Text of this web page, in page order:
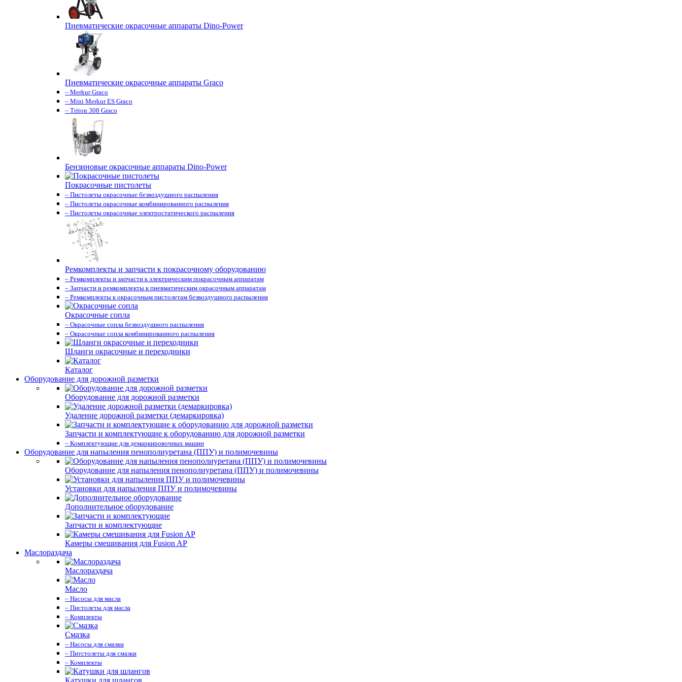
Пневматические окрасочные аппараты Dino-Power
Пневматические окрасочные аппараты Graco
– Merkur Graco
– Mini Merkur ES Graco
– Triton 308 Graco
Бензиновые окрасочные аппараты Dino-Power
Покрасочные пистолеты
– Пистолеты окрасочные безвоздушного распыления
– Пистолеты окрасочные комбинированного распыления
– Пистолеты окрасочные электростатического распыления
Ремкомплекты и запчасти к покрасочному оборудованию
– Ремкомплекты и запчасти к электрическим покрасочным аппаратам
– Запчасти и ремкомплекты к пневматическим окрасочным аппаратам
– Ремкомплекты к окрасочным пистолетам безвоздушного распыления
Окрасочные сопла
– Окрасочные сопла безвоздушного распыления
– Окрасочные сопла комбинированного распыления
Шланги окрасочные и переходники
Каталог
Оборудование для дорожной разметки
Оборудование для дорожной разметки
Удаление дорожной разметки (демаркировка)
Запчасти и комплектующие к оборудованию для дорожной разметки
– Комплектующие для демаркировочных машин
Оборудование для напыления пенополиуретана (ППУ) и полимочевины
Оборудование для напыления пенополиуретана (ППУ) и полимочевины
Установки для напыления ППУ и полимочевины
Дополнительное оборудование
Запчасти и комплектующие
Камеры смешивания для Fusion AP
Маслораздача
Маслораздача
Масло
– Насосы для масла
– Пистолеты для масла
– Комплекты
Смазка
– Насосы для смазки
– Питстолеты для смазки
– Комплекты
Катушки для шлангов